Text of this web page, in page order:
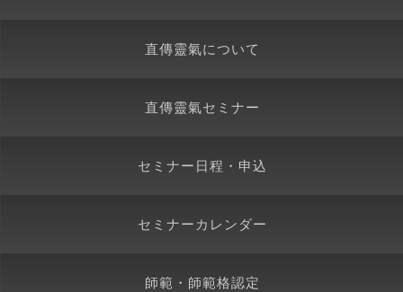
直傳靈氣について
直傳靈氣セミナー
セミナー日程・申込
セミナーカレンダー
師範・師範格認定